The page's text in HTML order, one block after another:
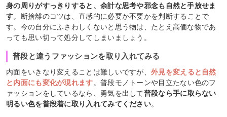
身の周りがすっきりすると、余計な思考や邪念も自然と手放せま
す。断捨離のコツは、直感的に必要か不要かを判断することで
す。今の自分にふさわしくないと思う物は、たとえ高価な物であ
っても思い切って処分してしまいましょう。
普段と違うファッションを取り入れてみる
内面をいきなり変えることは難しいですが、 外見を変えると自然
と内面にも変化が現れます。普段モノトーンや目立たない色のフ
ァッションをしているなら、勇気を出して普段なら手に取らない
明るい色を普段着に取り入れてみてください。